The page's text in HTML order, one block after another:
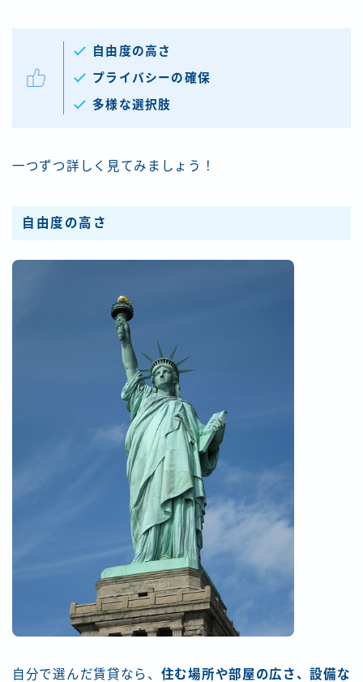
自由度の高さ
プライバシーの確保
多様な選択肢
一つずつ詳しく見てみましょう！
自由度の高さ
自分で選んだ賃貸なら、 住む場所や部屋の広さ、設備な